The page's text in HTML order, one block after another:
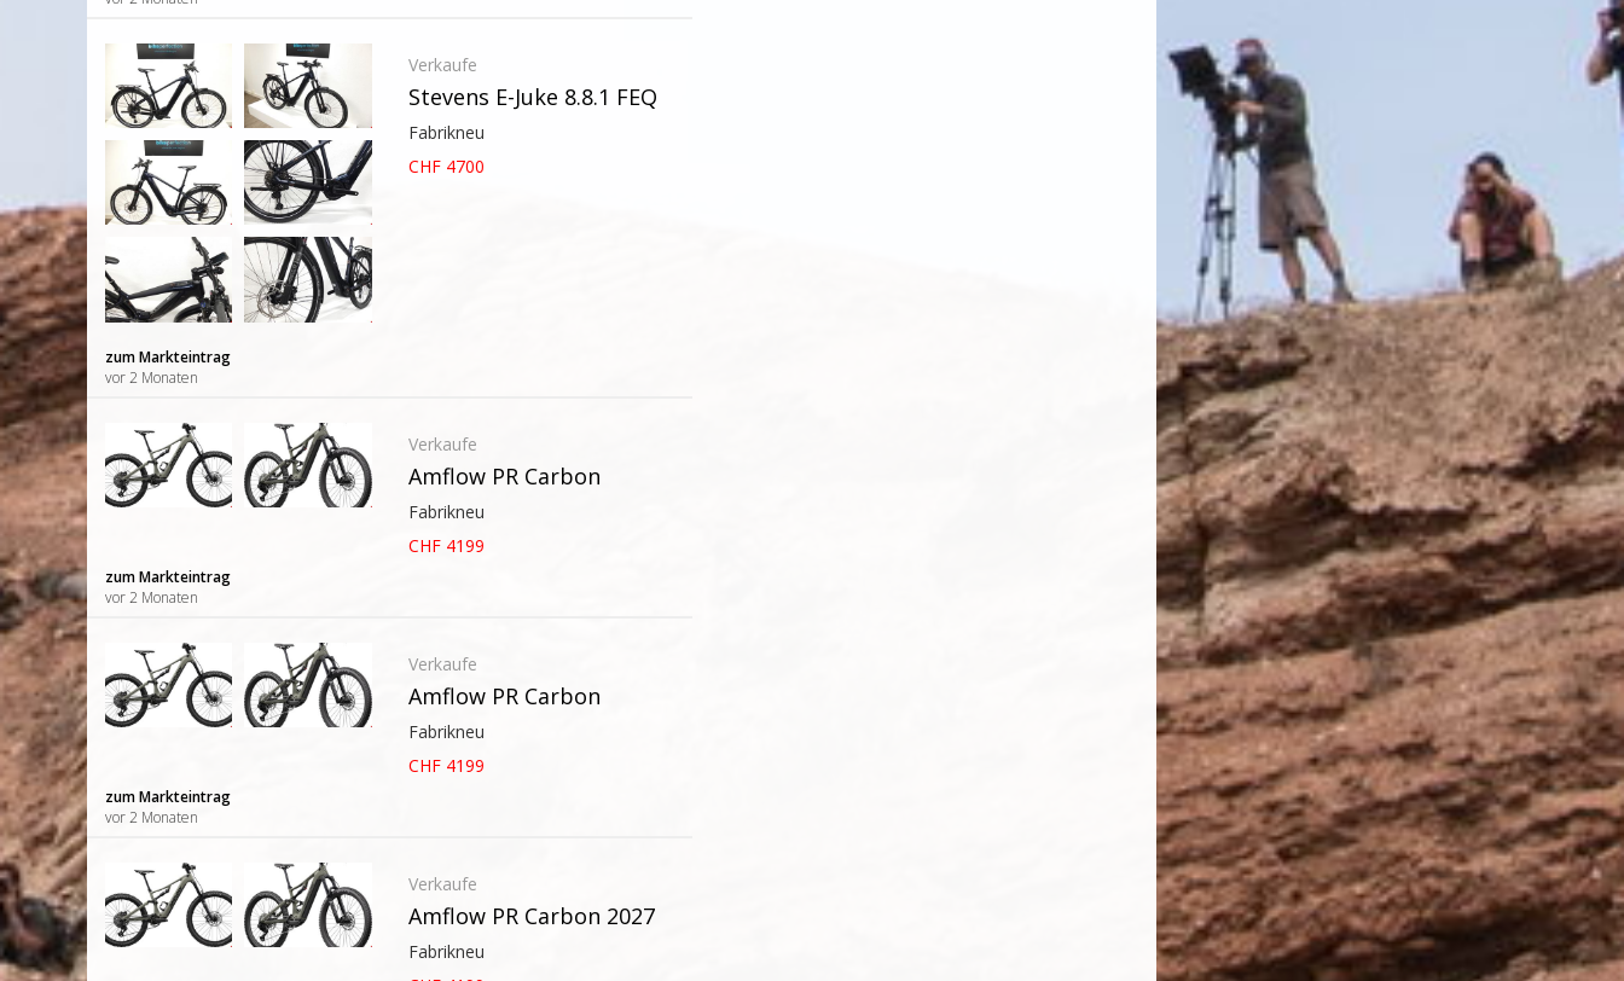
Verkaufe
Stevens E-Juke 8.8.1 FEQ
Fabrikneu
CHF 4700
zum Markteintrag
vor 2 Monaten
Verkaufe
Amflow PR Carbon
Fabrikneu
CHF 4199
zum Markteintrag
vor 2 Monaten
Verkaufe
Amflow PR Carbon
Fabrikneu
CHF 4199
zum Markteintrag
vor 2 Monaten
Verkaufe
Amflow PR Carbon 2027
Fabrikneu